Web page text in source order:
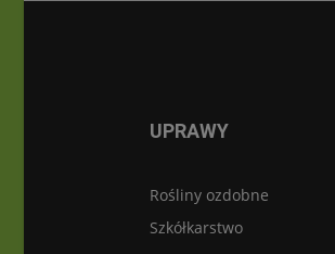
UPRAWY
Rośliny ozdobne
Szkółkarstwo